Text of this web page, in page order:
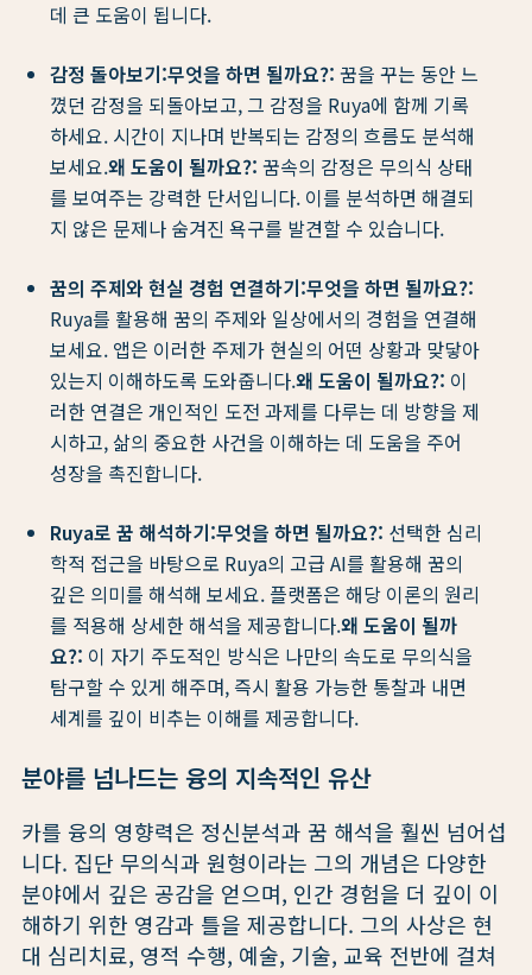
데 큰 도움이 됩니다.
감정 돌아보기:무엇을 하면 될까요?: 꿈을 꾸는 동안 느
꼈던 감정을 되돌아보고, 그 감정을 Ruya에 함께 기록
하세요. 시간이 지나며 반복되는 감정의 흐름도 분석해
보세요.왜 도움이 될까요?: 꿈속의 감정은 무의식 상태
를 보여주는 강력한 단서입니다. 이를 분석하면 해결되
지 않은 문제나 숨겨진 욕구를 발견할 수 있습니다.
꿈의 주제와 현실 경험 연결하기:무엇을 하면 될까요?:
Ruya를 활용해 꿈의 주제와 일상에서의 경험을 연결해
보세요. 앱은 이러한 주제가 현실의 어떤 상황과 맞닿아
있는지 이해하도록 도와줍니다.왜 도움이 될까요?: 이
러한 연결은 개인적인 도전 과제를 다루는 데 방향을 제
시하고, 삶의 중요한 사건을 이해하는 데 도움을 주어
성장을 촉진합니다.
Ruya로 꿈 해석하기:무엇을 하면 될까요?: 선택한 심리
학적 접근을 바탕으로 Ruya의 고급 AI를 활용해 꿈의
깊은 의미를 해석해 보세요. 플랫폼은 해당 이론의 원리
를 적용해 상세한 해석을 제공합니다.왜 도움이 될까
요?: 이 자기 주도적인 방식은 나만의 속도로 무의식을
탐구할 수 있게 해주며, 즉시 활용 가능한 통찰과 내면
세계를 깊이 비추는 이해를 제공합니다.
분야를 넘나드는 융의 지속적인 유산
카를 융의 영향력은 정신분석과 꿈 해석을 훨씬 넘어섭
니다. 집단 무의식과 원형이라는 그의 개념은 다양한
분야에서 깊은 공감을 얻으며, 인간 경험을 더 깊이 이
해하기 위한 영감과 틀을 제공합니다. 그의 사상은 현
대 심리치료, 영적 수행, 예술, 기술, 교육 전반에 걸쳐